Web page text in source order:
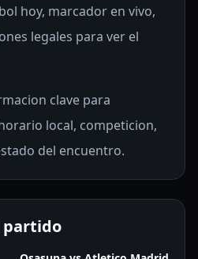
hoy, marcador en vivo,
legales para ver el
clave para
local, competicion,
del encuentro.
partido